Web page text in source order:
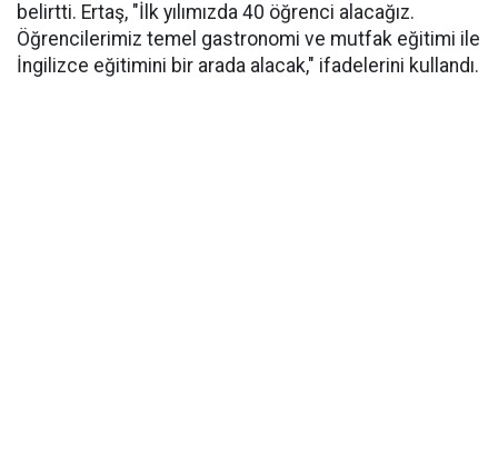
belirtti. Ertaş, "İlk yılımızda 40 öğrenci alacağız.
Öğrencilerimiz temel gastronomi ve mutfak eğitimi ile
İngilizce eğitimini bir arada alacak," ifadelerini kullandı.